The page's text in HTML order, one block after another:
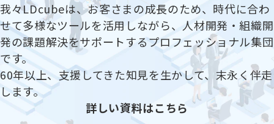
資料ダウンロード
パートナー募集
我々LDcubeは、お客さまの成長のため、時代に合わ
せて多様なツールを活用しながら、人材開発・組織開
発の課題解決をサポートするプロフェッショナル集団
です。
60年以上、支援してきた知見を生かして、末永く伴走
します。
詳しい資料はこちら